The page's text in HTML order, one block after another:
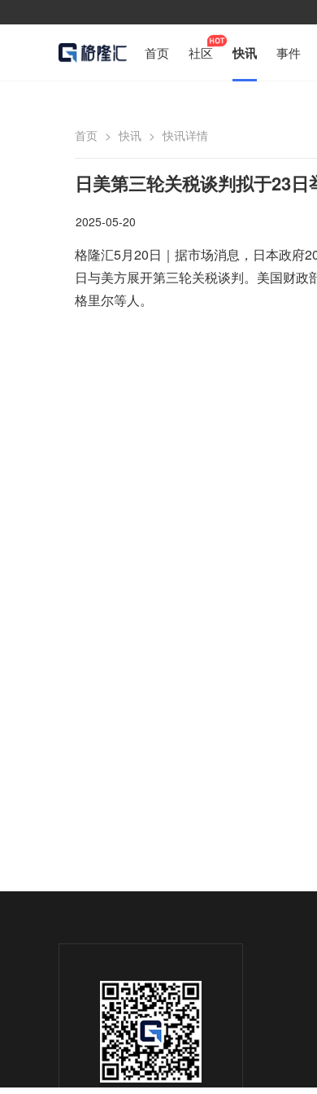
首页 社区 快讯 事件
首页 > 快讯 > 快讯详情
日美第三轮关税谈判拟于23日
2025-05-20
格隆汇5月20日｜据市场消息，日本政府
日与美方展开第三轮关税谈判。美国财
格里尔等人。